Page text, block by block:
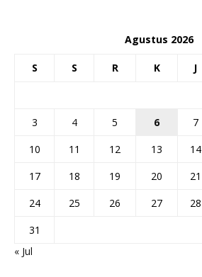
Agustus 2026
S S R K J
3
4 5 6 7
10
11 12 13 14
17
18 19 20 21
24
25 26 27 28
31
« Jul